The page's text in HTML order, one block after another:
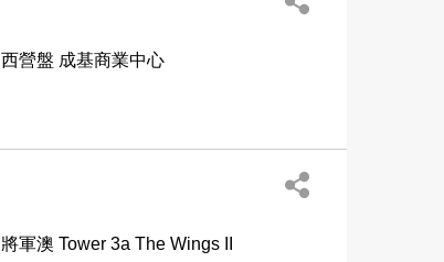
西營盤 成基商業中心
將軍澳 Tower 3a The Wings II